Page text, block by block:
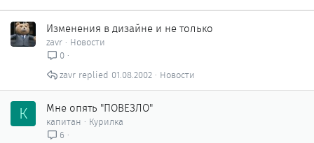
Изменения в дизайне и не только
zavr
Новости
0
Новости
01.08.2002
zavr
К Мне опять "ПОВЕЗЛО"
капитан
Курилка
6